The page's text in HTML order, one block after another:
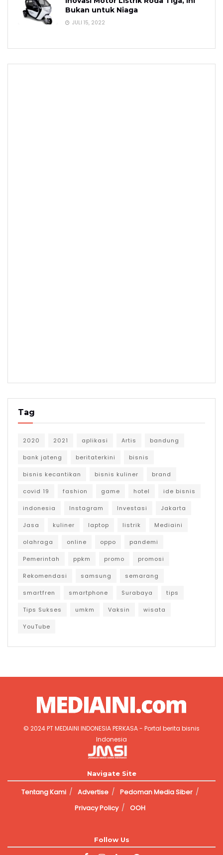
Bukan untuk Niaga
JULI 15, 2022
Tag
2020 2021 aplikasi Artis bandung
bank jateng beritaterkini bisnis
bisnis kecantikan bisnis kuliner brand
covid 19 fashion game hotel ide bisnis
indonesia Instagram Investasi Jakarta
Jasa kuliner laptop listrik Mediaini
olahraga online oppo pandemi
Pemerintah ppkm promo promosi
Rekomendasi samsung semarang
smartfren smartphone Surabaya tips
Tips Sukses umkm Vaksin wisata
YouTube
© 2024PT MEDIAINI INDONESIA PERKASA- Portal berita bisnis
Indonesia
Navigate Site
Tentang Kami Advertise
Pedoman Media Siber
Privacy Policy
OOH
Follow Us